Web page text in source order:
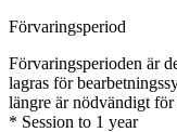
Förvaringsperiod
Förvaringsperioden är
lagras för
längre är nödvändigt för
* Session to 1 year